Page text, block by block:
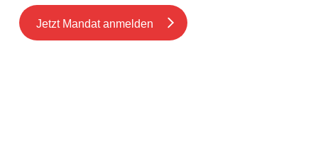
Jetzt Mandat anmelden